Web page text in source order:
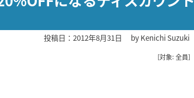
投稿日：2012年8月31日 byKenichi Suzuki
[対象: 全員]